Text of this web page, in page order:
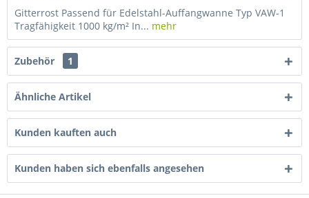
Gitterrost Passend für Edelstahl-Auffangwanne Typ VAW-1
Tragfähigkeit 1000 kg/m² In... mehr
Zubehör 1
Ähnliche Artikel
Kunden kauften auch
Kunden haben sich ebenfalls angesehen